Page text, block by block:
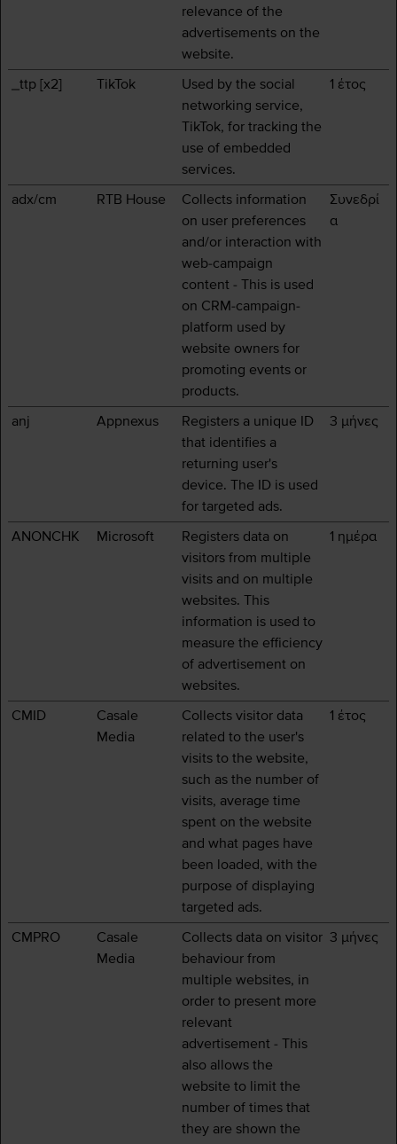
relevance of the
advertisements on the
website.
_ttp [x2] TikTok
Used by the social
networking service,
TikTok, for tracking the
use of embedded
services.
1 έτος
adx/cm RTB House
Collects information
on user preferences
and/or interaction with
web-campaign
content - This is used
on CRM-campaign-
platform used by
website owners for
promoting events or
products.
Συνεδρί
α
anj Appnexus
Registers a unique ID
that identifies a
returning user's
device. The ID is used
for targeted ads.
3 μήνες
ANONCHK Microsoft
Registers data on
visitors from multiple
visits and on multiple
websites. This
information is used to
measure the efficiency
of advertisement on
websites.
1 ημέρα
CMID
Casale
Media
Collects visitor data
related to the user's
visits to the website,
such as the number of
visits, average time
spent on the website
and what pages have
been loaded, with the
purpose of displaying
targeted ads.
1 έτος
CMPRO
Casale
Media
Collects data on visitor
behaviour from
multiple websites, in
order to present more
relevant
advertisement - This
also allows the
website to limit the
number of times that
they are shown the
3 μήνες